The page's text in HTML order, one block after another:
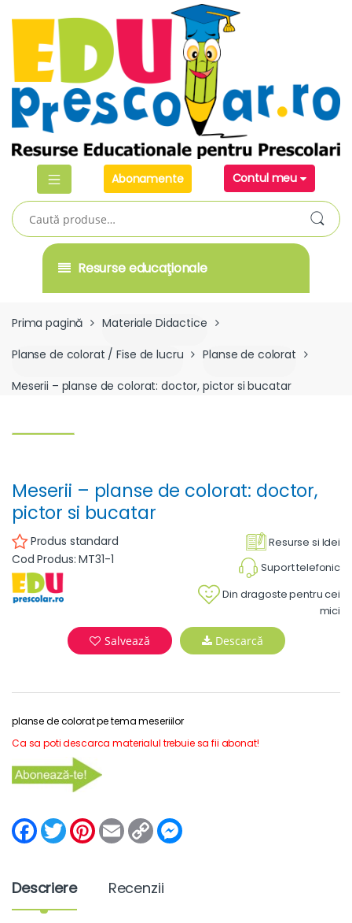
navigation
content
Abonamente
Contul meu
Caută
după:
Resurse educaţionale
Prima pagină
Materiale Didactice
Planse de colorat / Fise de lucru
Planse de colorat
Meserii – planse de colorat: doctor, pictor si bucatar
Meserii – planse de colorat: doctor,
pictor si bucatar
Resurse si Idei
Suport telefonic
Din dragoste pentru cei
mici
Produs standard
Cod Produs: MT31-1
Salvează Descarcă
planse de colorat pe tema meseriilor
Ca sa poti descarca materialul trebuie sa fii abonat!
F
a
o
k
T
w
e
P
E
m
C
o
i
Descriere Recenzii